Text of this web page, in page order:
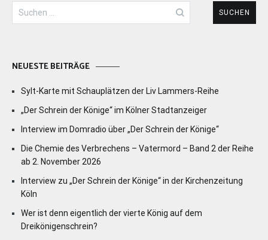
Suchen
nach:
NEUESTE BEITRÄGE
Sylt-Karte mit Schauplätzen der Liv Lammers-Reihe
„Der Schrein der Könige“ im Kölner Stadtanzeiger
Interview im Domradio über „Der Schrein der Könige“
Die Chemie des Verbrechens – Vatermord – Band 2 der Reihe
ab 2. November 2026
Interview zu „Der Schrein der Könige“ in der Kirchenzeitung
Köln
Wer ist denn eigentlich der vierte König auf dem
Dreikönigenschrein?